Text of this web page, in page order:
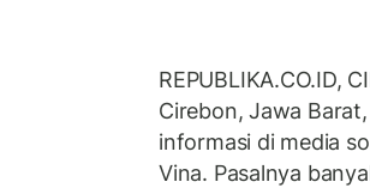
REPUBLIKA.CO.ID,
Cirebon, Jawa
informasi di media
Vina. Pasalnya